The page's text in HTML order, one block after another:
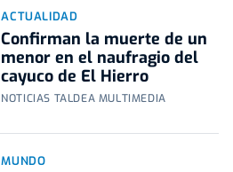
ACTUALIDAD
Confirman la muerte de un
menor en el naufragio del
cayuco de El Hierro
NOTICIAS TALDEA MULTIMEDIA
MUNDO